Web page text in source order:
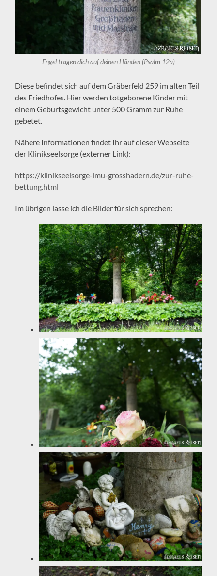
Engel tragen dich auf deinen Händen (Psalm 12a)
Diese befindet sich auf dem Gräberfeld 259 im alten Teil
des Friedhofes. Hier werden totgeborene Kinder mit
einem Geburtsgewicht unter 500 Gramm zur Ruhe
gebetet.
Nähere Informationen findet Ihr auf dieser Webseite
der Klinikseelsorge (externer Link):
https://klinikseelsorge-lmu-grosshadern.de/zur-ruhe-
bettung.html
Im übrigen lasse ich die Bilder für sich sprechen: